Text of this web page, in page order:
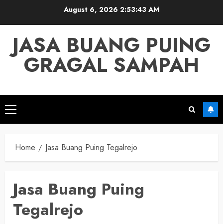
August 6, 2026 2:53:43 AM
JASA BUANG PUING
GRAGAL SAMPAH
Primary
Menu
Home Jasa Buang Puing Tegalrejo
Jasa Buang Puing
Tegalrejo